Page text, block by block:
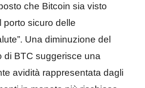
che Bitcoin sia visto
porto sicuro delle
Una diminuzione del
di BTC suggerisce una
avidità rappresentata dagli